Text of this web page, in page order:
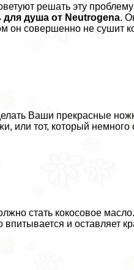
решать эту
для душа от Neutrogena.
он совершенно не сушит
Ваши прекрасные
или тот, который немного
стать кокосовое
и оставляет